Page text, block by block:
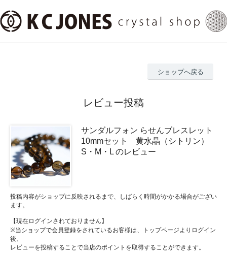
ショップへ戻る
レビュー投稿
サンダルフォン らせんブレスレット
10mmセット 黄水晶（シトリン）
S・M・L のレビュー
投稿内容がショップに反映されるまで、しばらく時間がかかる場合がござい
ます。
【現在ログインされておりません】
※当ショップで会員登録をされているお客様は、トップページよりログイン
後、
レビューを投稿することで当店のポイントを取得することができます。